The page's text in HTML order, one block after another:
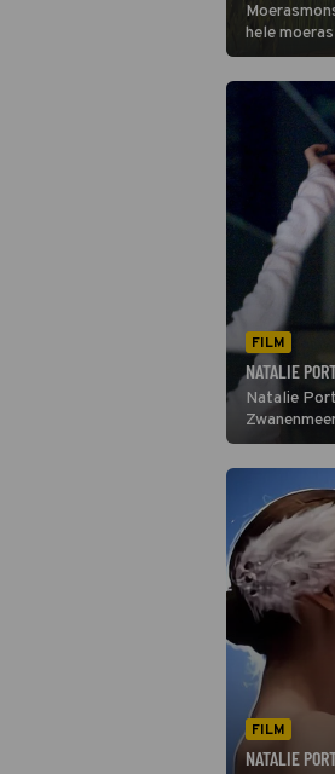
hele
dat Shrek
FILM
NATALIE
Natalie
steeds
FILM
NATALIE